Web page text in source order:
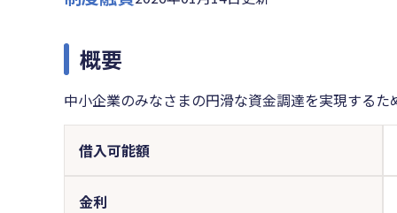
概要
中小企業のみなさまの円滑な資金調達を実現する
借入可能額
金利